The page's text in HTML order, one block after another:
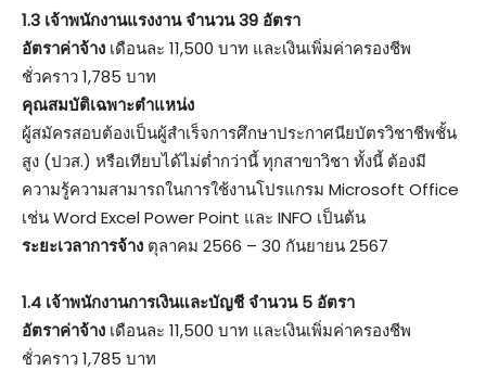
1.3 เจ้าพนักงานแรงงาน จำนวน 39 อัตรา
อัตราค่าจ้าง เดือนละ 11,500 บาท และเงินเพิ่มค่าครองชีพ
ชั่วคราว 1,785 บาท
คุณสมบัติเฉพาะตําแหน่ง
ผู้สมัครสอบต้องเป็นผู้สําเร็จการศึกษาประกาศนียบัตรวิชาชีพชั้น
สูง (ปวส.) หรือเทียบได้ไม่ต่ำกว่านี้ ทุกสาขาวิชา ทั้งนี้ ต้องมี
ความรู้ความสามารถในการใช้งานโปรแกรม Microsoft Office
เช่น Word Excel Power Point และ INFO เป็นต้น
ระยะเวลาการจ้าง ตุลาคม 2566 – 30 กันยายน 2567
1.4 เจ้าพนักงานการเงินและบัญชี จํานวน 5 อัตรา
อัตราค่าจ้าง เดือนละ 11,500 บาท และเงินเพิ่มค่าครองชีพ
ชั่วคราว 1,785 บาท